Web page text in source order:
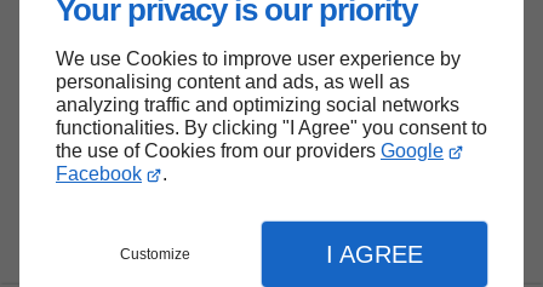
Your privacy is our priority
We use Cookies to improve user experience by
personalising content and ads, as well as
analyzing traffic and optimizing social networks
functionalities. By clicking "I Agree" you consent to
the use of Cookies from our providers Google
Facebook
.
Customize I AGREE
Politique de confidentialité
Plan du site
Haut de page